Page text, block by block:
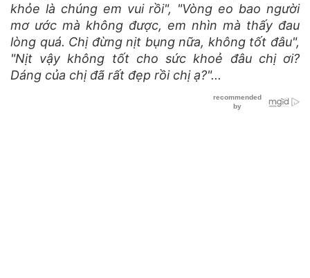
khỏe là chúng em vui rồi", "Vòng eo bao người
mơ ước mà không được, em nhìn mà thấy đau
lòng quá. Chị đừng nịt bụng nữa, không tốt đâu",
"Nịt vậy không tốt cho sức khoẻ đâu chị ơi?
Dáng của chị đã rất đẹp rồi chị ạ?"...